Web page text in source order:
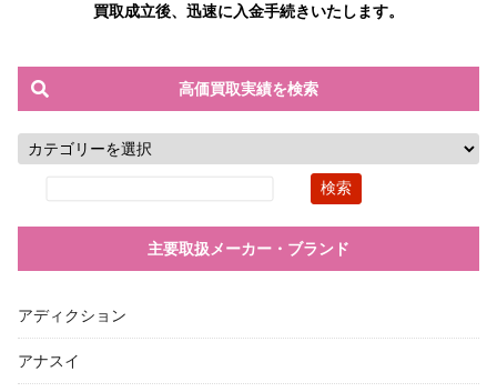
買取成立後、迅速に入金手続きいたします。
高価買取実績を検索
主要取扱メーカー・ブランド
アディクション
アナスイ